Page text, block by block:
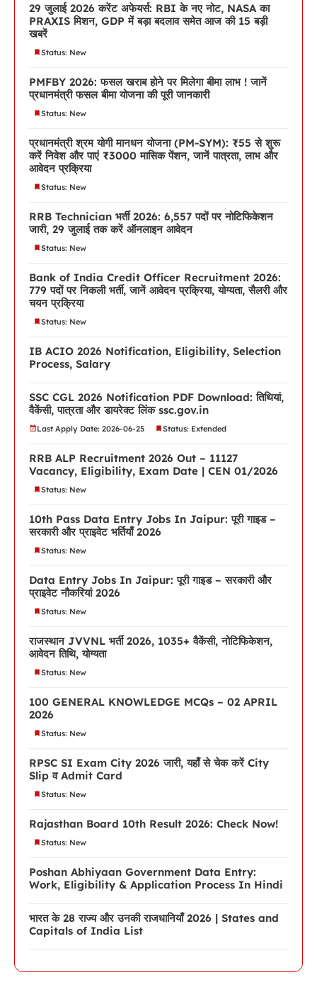
29 जुलाई 2026 करेंट अफेयर्स: RBI के नए नोट, NASA का
PRAXIS मिशन, GDP में बड़ा बदलाव समेत आज की 15 बड़ी
खबरें
Status: New
PMFBY 2026: फसल खराब होने पर मिलेगा बीमा लाभ ! जानें
प्रधानमंत्री फसल बीमा योजना की पूरी जानकारी
Status: New
प्रधानमंत्री श्रम योगी मानधन योजना (PM-SYM): ₹55 से शुरू
करें निवेश और पाएं ₹3000 मासिक पेंशन, जानें पात्रता, लाभ और
आवेदन प्रक्रिया
Status: New
RRB Technician भर्ती 2026: 6,557 पदों पर नोटिफिकेशन
जारी, 29 जुलाई तक करें ऑनलाइन आवेदन
Status: New
Bank of India Credit Officer Recruitment 2026:
779 पदों पर निकली भर्ती, जानें आवेदन प्रक्रिया, योग्यता, सैलरी और
चयन प्रक्रिया
Status: New
IB ACIO 2026 Notification, Eligibility, Selection
Process, Salary
SSC CGL 2026 Notification PDF Download: तिथियां,
वैकेंसी, पात्रता और डायरेक्ट लिंक ssc.gov.in
Last Apply Date: 2026-06-25 Status: Extended
RRB ALP Recruitment 2026 Out – 11127
Vacancy, Eligibility, Exam Date | CEN 01/2026
Status: New
10th Pass Data Entry Jobs In Jaipur: पूरी गाइड –
सरकारी और प्राइवेट भर्तियाँ 2026
Status: New
Data Entry Jobs In Jaipur: पूरी गाइड – सरकारी और
प्राइवेट नौकरियां 2026
Status: New
राजस्थान JVVNL भर्ती 2026, 1035+ वैकेंसी, नोटिफिकेशन,
आवेदन तिथि, योग्यता
Status: New
100 GENERAL KNOWLEDGE MCQs – 02 APRIL
2026
Status: New
RPSC SI Exam City 2026 जारी, यहाँ से चेक करें City
Slip व Admit Card
Status: New
Rajasthan Board 10th Result 2026: Check Now!
Status: New
Poshan Abhiyaan Government Data Entry:
Work, Eligibility & Application Process In Hindi
भारत के 28 राज्य और उनकी राजधानियाँ 2026 | States and
Capitals of India List